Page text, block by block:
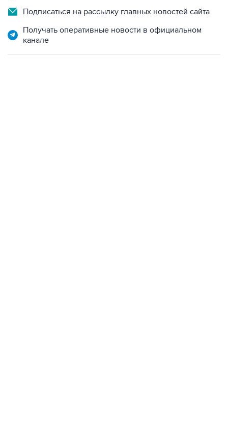
Подписаться на рассылку главных новостей сайта
Получать оперативные новости в официальном
канале